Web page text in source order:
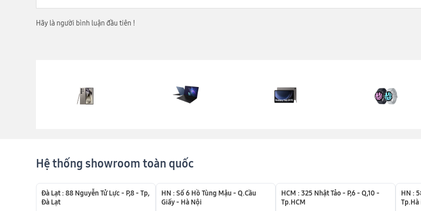
- Samsung bị vào nước cũng gây ra lỗi hư màn hình.
- Samsung bị cấn với vật cứng làm màn hình bị sọc, chảy mực.
- Pin Samsung bị phù đội lên khiến màn hình bị vỡ.
Hãy là người bình luận đầu tiên !
Hệ thống showroom toàn quốc
Đà Lạt : 88 Nguyễn Tử Lực - P,8 - Tp,
Đà Lạt
HN : Số 6 Hồ Tùng Mậu - Q.Cầu
Giấy - Hà Nội
HCM : 325 Nhật Tảo - P,6 - Q,10 -
Tp.HCM
HN :
Tp.Hà